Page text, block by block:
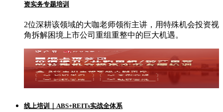
资实务专题培训
2位深耕该领域的大咖老师领衔主讲，用特殊机会投资视
角拆解困境上市公司重组重整中的巨大机遇。
线上培训｜ABS+REITs实战全体系